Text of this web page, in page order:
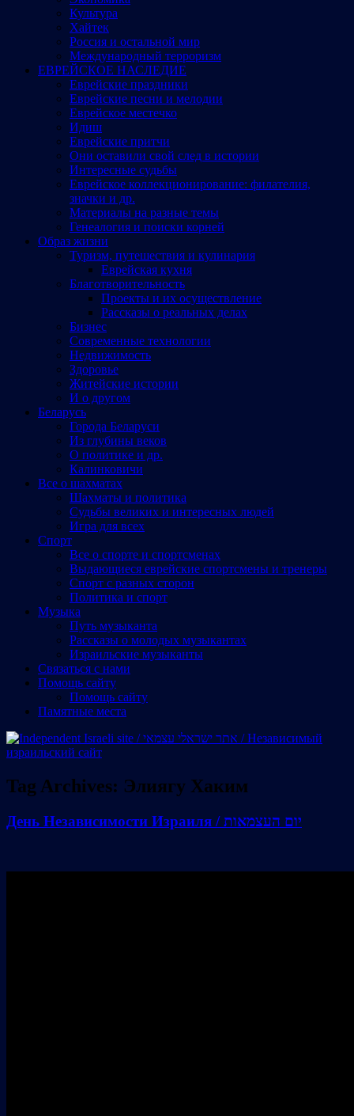
Культура
Хайтек
Россия и остальной мир
Международный терроризм
ЕВРЕЙСКОЕ НАСЛЕДИЕ
Еврейские праздники
Еврейские песни и мелодии
Еврейское местечко
Идиш
Еврейские притчи
Они оставили свой след в истории
Интересные судьбы
Еврейское коллекционирование: филателия,
значки и др.
Материалы на разные темы
Генеалогия и поиски корней
Образ жизни
Туризм, путешествия и кулинария
Еврейская кухня
Благотворительность
Проекты и их осуществление
Рассказы о реальных делах
Бизнес
Современные технологии
Недвижимость
Здоровье
Житейские истории
И о другом
Беларусь
Города Беларуси
Из глубины веков
О политике и др.
Калинковичи
Все о шахматах
Шахматы и политика
Судьбы великих и интересных людей
Игра для всех
Спорт
Все о спорте и спортсменах
Выдающиеся еврейские спортсмены и тренеры
Спорт с разных сторон
Политика и спорт
Музыка
Путь музыканта
Рассказы о молодых музыкантах
Израильские музыканты
Cвязаться с нами
Помощь сайту
Помощь сайту
Памятные места
Tag Archives: Элиягу Хаким
День Независимости Израиля / יום העצמאות